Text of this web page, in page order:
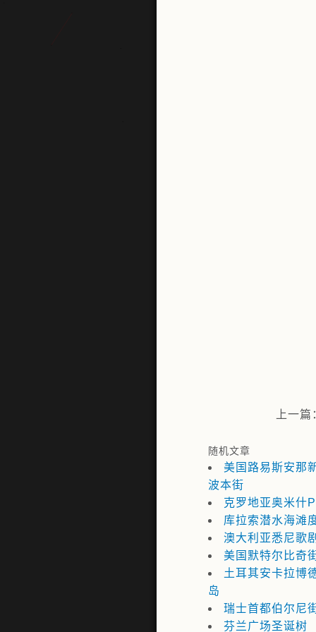
上一
随机文章
美国路易斯安那
波本街
克罗地亚奥米什
库拉索潜水海滩
澳大利亚悉尼歌
美国默特尔比奇
土耳其安卡拉博
岛
瑞士首都伯尔尼
芬兰广场圣诞树